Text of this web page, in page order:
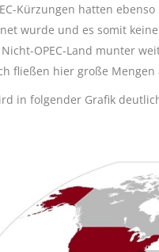
Kürzungen hatten
wurde und es somit
OPEC-Land munter
fließen hier große Mengen
in folgender Grafik